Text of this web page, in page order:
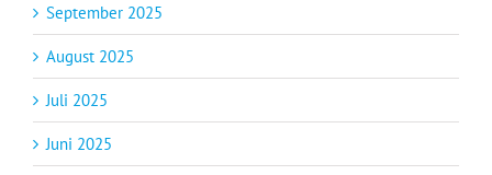
September 2025
August 2025
Juli 2025
Juni 2025